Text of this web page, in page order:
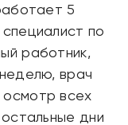
5
по
работник,
врач
всех
дни